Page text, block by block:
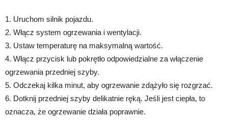
1. Uruchom silnik pojazdu.
2. Włącz system ogrzewania i wentylacji.
3. Ustaw temperaturę na maksymalną wartość.
4. Włącz przycisk lub pokrętło odpowiedzialne za włączenie
ogrzewania przedniej szyby.
5. Odczekaj kilka minut, aby ogrzewanie zdążyło się rozgrzać.
6. Dotknij przedniej szyby delikatnie ręką. Jeśli jest ciepła, to
oznacza, że ogrzewanie działa poprawnie.